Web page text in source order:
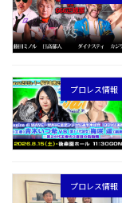
プロレス情報
プロレス情報